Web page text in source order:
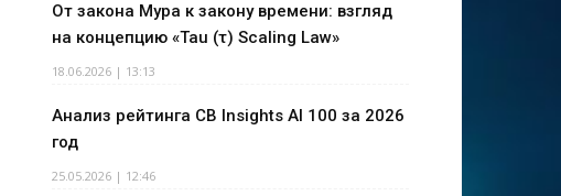
От закона Мура к закону времени: взгляд
на концепцию «Tau (τ) Scaling Law»
18.06.2026 | 13:13
Анализ рейтинга CB Insights AI 100 за 2026
год
25.05.2026 | 12:46